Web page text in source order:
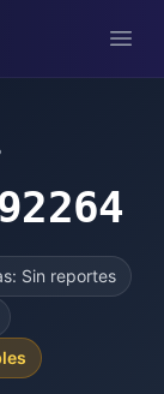
Sin reportes